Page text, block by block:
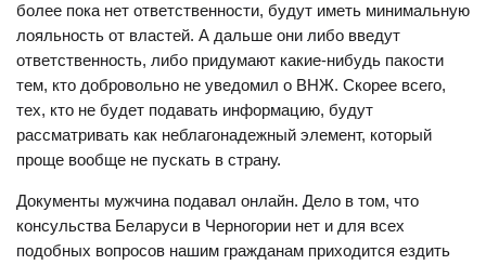
более пока нет ответственности, будут иметь минимальную
лояльность от властей. А дальше они либо введут
ответственность, либо придумают какие-нибудь пакости
тем, кто добровольно не уведомил о ВНЖ. Скорее всего,
тех, кто не будет подавать информацию, будут
рассматривать как неблагонадежный элемент, который
проще вообще не пускать в страну.
Документы мужчина подавал онлайн. Дело в том, что
консульства Беларуси в Черногории нет и для всех
подобных вопросов нашим гражданам приходится ездить